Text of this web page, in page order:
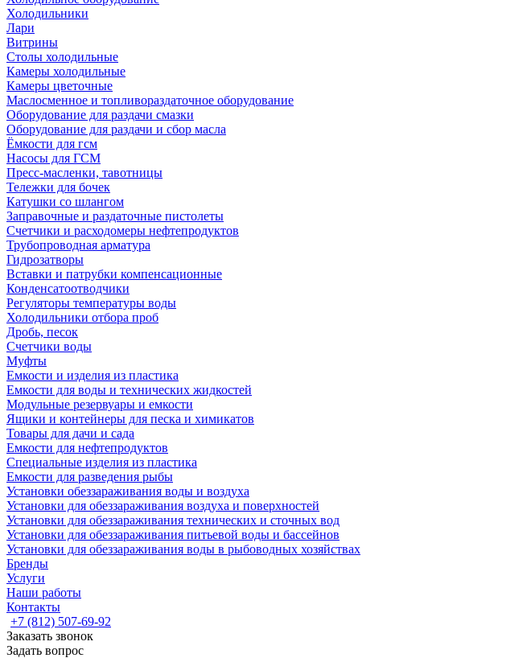
Холодильники
Лари
Витрины
Столы холодильные
Камеры холодильные
Камеры цветочные
Маслосменное и топливораздаточное оборудование
Оборудование для раздачи смазки
Оборудование для раздачи и сбор масла
Ёмкости для гсм
Насосы для ГСМ
Пресс-масленки, тавотницы
Тележки для бочек
Катушки со шлангом
Заправочные и раздаточные пистолеты
Счетчики и расходомеры нефтепродуктов
Трубопроводная арматура
Гидрозатворы
Вставки и патрубки компенсационные
Конденсатоотводчики
Регуляторы температуры воды
Холодильники отбора проб
Дробь, песок
Счетчики воды
Муфты
Емкости и изделия из пластика
Емкости для воды и технических жидкостей
Модульные резервуары и емкости
Ящики и контейнеры для песка и химикатов
Товары для дачи и сада
Емкости для нефтепродуктов
Специальные изделия из пластика
Емкости для разведения рыбы
Установки обеззараживания воды и воздуха
Установки для обеззараживания воздуха и поверхностей
Установки для обеззараживания технических и сточных вод
Установки для обеззараживания питьевой воды и бассейнов
Установки для обеззараживания воды в рыбоводных хозяйствах
Бренды
Услуги
Наши работы
Контакты
+7 (812) 507-69-92
Заказать звонок
Задать вопрос